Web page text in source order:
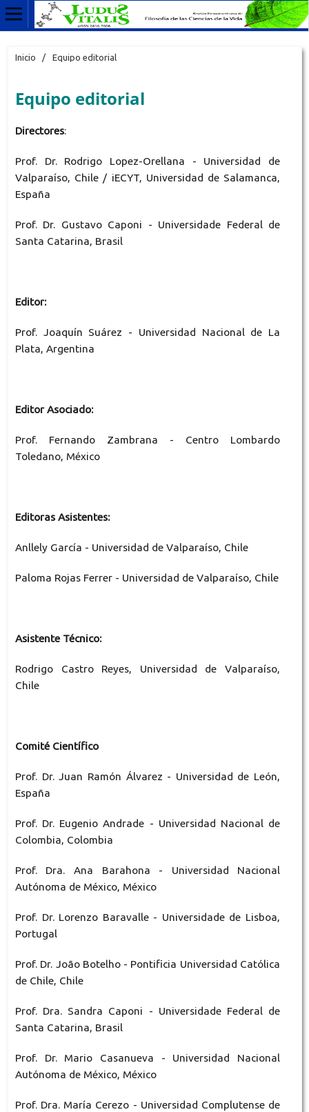
Inicio / Equipo editorial
Equipo editorial
Directores:
Prof. Dr. Rodrigo Lopez-Orellana - Universidad de
Valparaíso, Chile / iECYT, Universidad de Salamanca,
España
Prof. Dr. Gustavo Caponi - Universidade Federal de
Santa Catarina, Brasil
Editor:
Prof. Joaquín Suárez - Universidad Nacional de La
Plata, Argentina
Editor Asociado:
Prof. Fernando Zambrana - Centro Lombardo
Toledano, México
Editoras Asistentes:
Anllely García - Universidad de Valparaíso, Chile
Paloma Rojas Ferrer - Universidad de Valparaíso, Chile
Asistente Técnico:
Rodrigo Castro Reyes, Universidad de Valparaíso,
Chile
Comité Científico
Prof. Dr. Juan Ramón Álvarez - Universidad de León,
España
Prof. Dr. Eugenio Andrade - Universidad Nacional de
Colombia, Colombia
Prof. Dra. Ana Barahona - Universidad Nacional
Autónoma de México, México
Prof. Dr. Lorenzo Baravalle - Universidade de Lisboa,
Portugal
Prof. Dr. João Botelho - Pontificia Universidad Católica
de Chile, Chile
Prof. Dra. Sandra Caponi - Universidade Federal de
Santa Catarina, Brasil
Prof. Dr. Mario Casanueva - Universidad Nacional
Autónoma de México, México
Prof. Dra. María Cerezo - Universidad Complutense de